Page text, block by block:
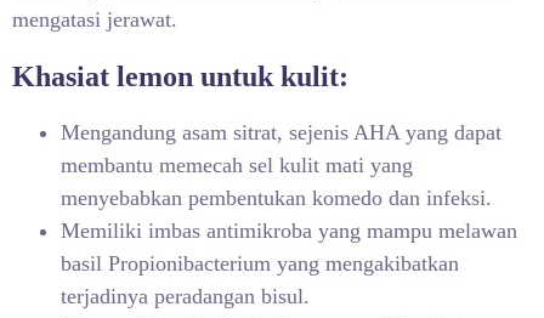
mengatasi jerawat.
Khasiat lemon untuk kulit:
Mengandung asam sitrat, sejenis AHA yang dapat
membantu memecah sel kulit mati yang
menyebabkan pembentukan komedo dan infeksi.
Memiliki imbas antimikroba yang mampu melawan
basil Propionibacterium yang mengakibatkan
terjadinya peradangan bisul.